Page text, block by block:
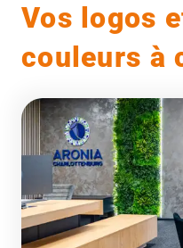
Vos logos
couleurs à